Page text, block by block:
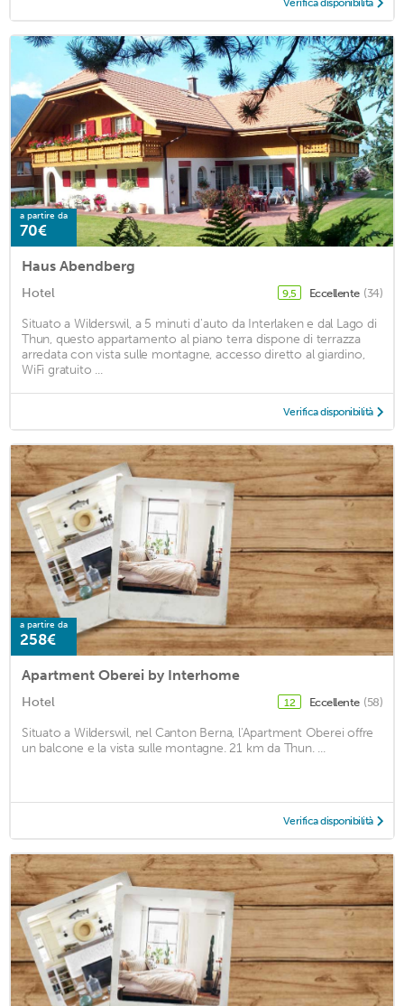
a partire da
70€
Haus Abendberg
Hotel 9,5 Eccellente (34)
Situato a Wilderswil, a 5 minuti d'auto da Interlaken e dal Lago di
Thun, questo appartamento al piano terra dispone di terrazza
arredata con vista sulle montagne, accesso diretto al giardino,
WiFi gratuito ...
Verifica disponibilità
a partire da
258€
Apartment Oberei by Interhome
Hotel 12 Eccellente (58)
Situato a Wilderswil, nel Canton Berna, l'Apartment Oberei offre
un balcone e la vista sulle montagne. 21 km da Thun. ...
Verifica disponibilità